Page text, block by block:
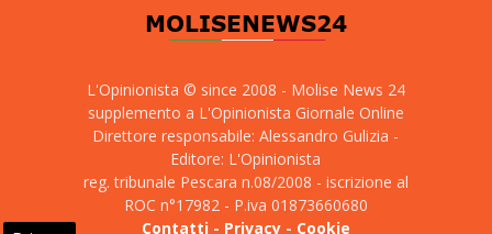
L'Opinionista © since 2008 - Molise News 24
supplemento a L'Opinionista Giornale Online
Direttore responsabile: Alessandro Gulizia -
Editore: L'Opinionista
reg. tribunale Pescara n.08/2008 - iscrizione al
ROC n°17982 - P.iva 01873660680
Contatti- Privacy- Cookie